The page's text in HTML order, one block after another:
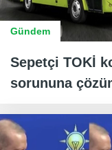
Gündem
Sepetçi TOKİ
sorununa